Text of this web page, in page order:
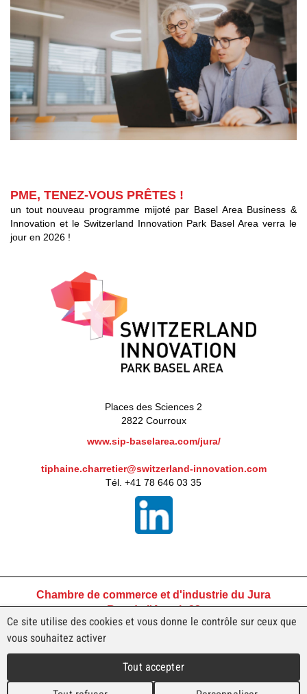
PME, TENEZ-VOUS PRÊTES !
un tout nouveau programme mijoté par Basel Area Business &
Innovation et le Switzerland Innovation Park Basel Area verra le
jour en 2026 !
Places des Sciences 2
2822 Courroux
www.sip-baselarea.com/jura/
tiphaine.charretier@switzerland-innovation.com
Tél. +41 78 646 03 35
Chambre de commerce et d'industrie du Jura
Rue de l'Avenir 23
2800 Delémont
Tél +41 32 421 45 45
ccjura@ccij.ch
Ce site utilise des cookies et vous donne le contrôle sur ceux que
vous souhaitez activer
Tout accepter